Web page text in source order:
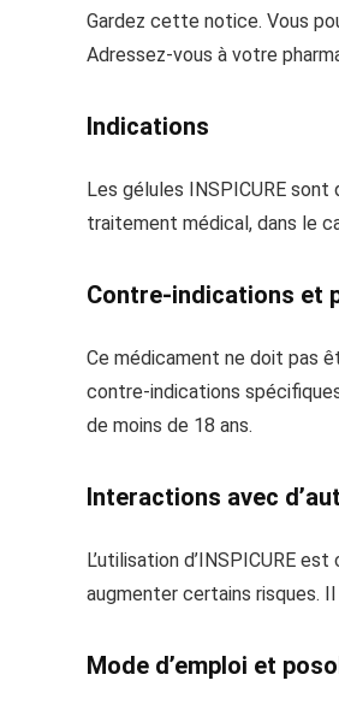
Gardez cette notice. Vous
Adressez-vous à votre
Indications
Les gélules INSPICURE
traitement médical, dans le
Contre-indications et
Ce médicament ne doit pas
contre-indications
de moins de 18 ans.
Interactions avec
L’utilisation d’INSPICURE
augmenter certains risques.
Mode d’emploi et